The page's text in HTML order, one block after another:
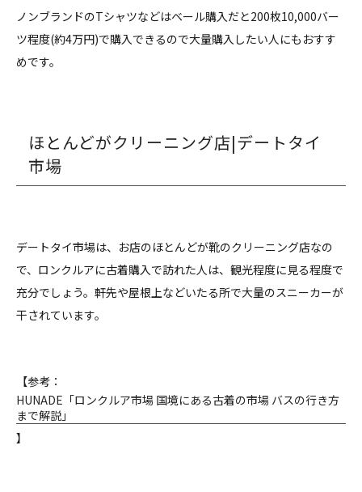
ノンブランドのTシャツなどはベール購入だと200枚10,000バー
ツ程度(約4万円)で購入できるので大量購入したい人にもおすす
めです。
ほとんどがクリーニング店|デートタイ
市場
デートタイ市場は、お店のほとんどが靴のクリーニング店なの
で、ロンクルアに古着購入で訪れた人は、観光程度に見る程度で
充分でしょう。軒先や屋根上などいたる所で大量のスニーカーが
干されています。
【参考：
HUNADE「ロンクルア市場 国境にある古着の市場 バスの行き方
まで解説」
】